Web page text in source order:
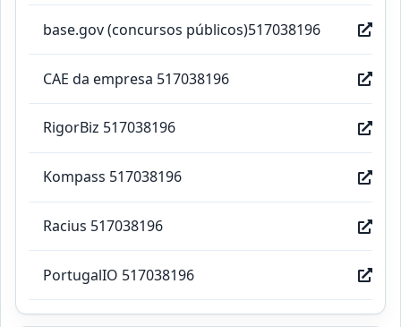
base.gov (concursos públicos)517038196
CAE da empresa 517038196
RigorBiz 517038196
Kompass 517038196
Racius 517038196
PortugalIO 517038196